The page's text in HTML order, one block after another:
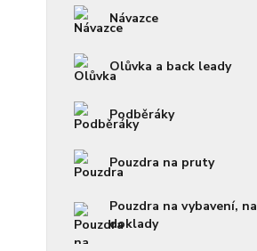
Návazce
Olůvka a back leady
Podběráky
Pouzdra na pruty
Pouzdra na vybavení, na
doklady